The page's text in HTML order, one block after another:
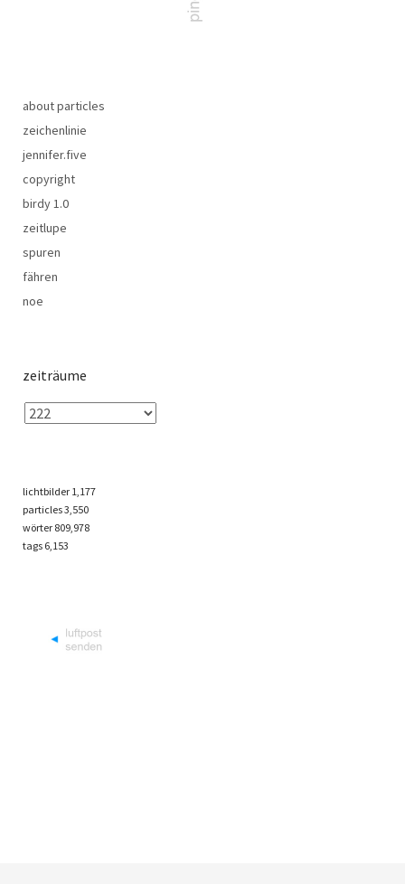
about particles
zeichenlinie
jennifer.five
copyright
birdy 1.0
zeitlupe
spuren
fähren
noe
zeiträume
lichtbilder 1,177
particles3,550
wörter 809,978
tags 6,153